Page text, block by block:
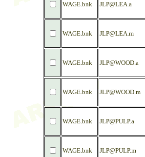
WAGE.bnk JLP@LEA.a
WAGE.bnk JLP@LEA.m
WAGE.bnk JLP@WOOD.a
WAGE.bnk JLP@WOOD.m
WAGE.bnk JLP@PULP.a
WAGE.bnk JLP@PULP.m